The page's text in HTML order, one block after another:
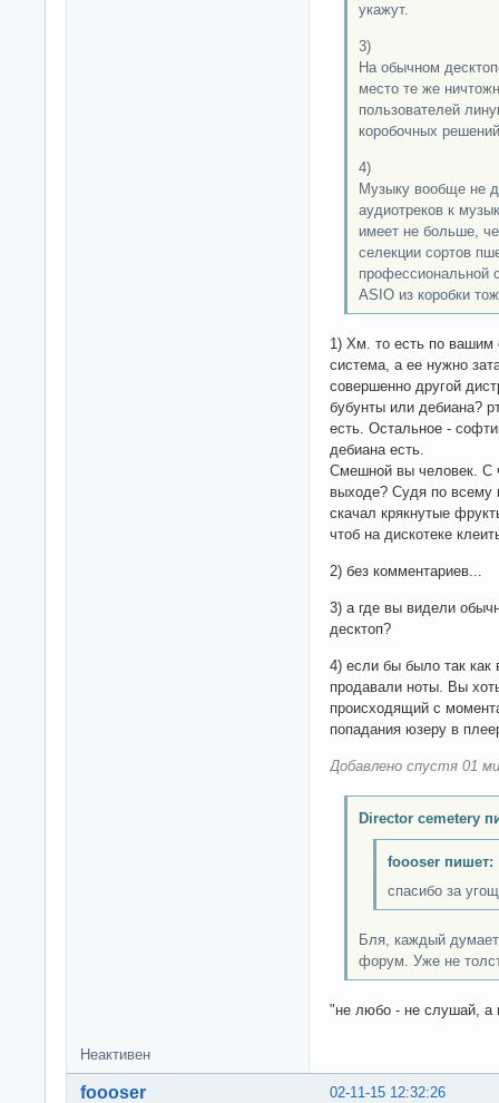
укажут.
3)
На обычном
место те же
пользователей
коробочных
4)
Музыку вообще не
аудиотреков к
имеет не больше,
селекции сортов
профессиональной
ASIO из коробки
1) Хм. то есть по вашим
система, а ее нужно
совершенно другой
бубунты или дебиана?
есть. Остальное -
дебиана есть.
Смешной вы человек. С
выходе? Судя по всему
скачал крякнутые
чтоб на дискотеке
2) без комментариев...
3) а где вы видели
десктоп?
4) если бы было так как
продавали ноты. Вы
происходящий с
попадания юзеру в
Добавлено спустя 01
Director cemetery
foooser пишет:
спасибо за
Бля, каждый
форум. Уже не
"не любо - не слушай, а
Неактивен
02-11-15 12:32:26
foooser